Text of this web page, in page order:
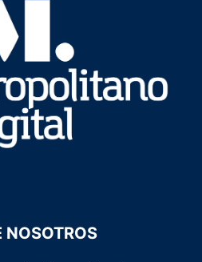
NOSOTROS